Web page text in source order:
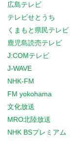
広島テレビ
テレビせとうち
くまもと県民テレビ
鹿児島読売テレビ
J:COMテレビ
J-WAVE
NHK-FM
FM yokohama
文化放送
MRO北陸放送
NHK BSプレミアム